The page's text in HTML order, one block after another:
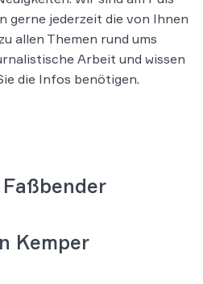
gerne jederzeit die von Ihnen
allen Themen rund ums
Arbeit und wissen
die Infos benötigen.
Kemper